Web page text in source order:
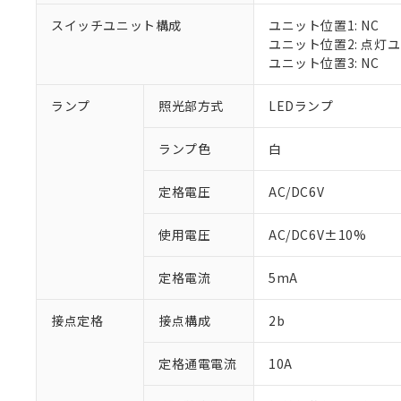
スイッチユニット構成
ユニット位置1: NC
ユニット位置2: 点灯
ユニット位置3: NC
ランプ 照光部方式 LEDランプ
ランプ色 白
定格電圧 AC/DC6V
使用電圧 AC/DC6V±10%
定格電流 5mA
接点定格 接点構成 2b
定格通電電流 10A
ご利用条件
以下の条件をお読
当社制御機
在庫状況お
のであり、
い。
当社販売員
ている必要
対応予定：EU
対応予定なし：
調査・確認中：
非該当品：ライセ
仕入先様の事情に
があります。
六価クロム(Cr(Ⅵ))
ル（DBP） 1000ppm
但し、RoHS指令で産業
フタル酸エステル類の
※2 対応予定月
※1 中国
「－」：未確認で
*中国RoHS10物質の基
Pb(鉛) :1000ppm、 Hg(
Cr(Ⅵ)(六価クロム) :
DBP(フタル酸ジブチル
「ｅ」：有害物質
う）を輸出
などの必要な
ます。
当社は貴社
当社は、貴
記
号
○ 一定数
△ 一定数
－
在庫な